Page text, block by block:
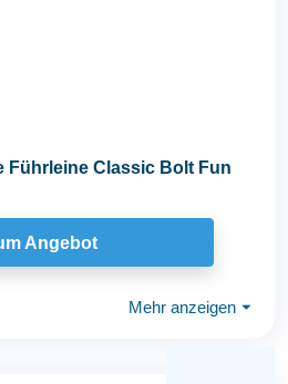
Führleine Classic Bolt Fun
Angebot
Mehr anzeigen ⏷